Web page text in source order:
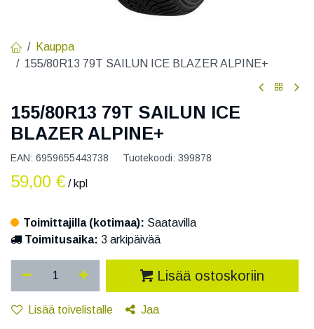
Kauppa
155/80R13 79T SAILUN ICE BLAZER ALPINE+
155/80R13 79T SAILUN ICE
BLAZER ALPINE+
EAN: 6959655443738 Tuotekoodi: 399878
59,00 € / kpl
Toimittajilla (kotimaa): Saatavilla
Toimitusaika: 3 arkipäivää
Lisää ostoskoriin
Lisää toivelistalle Jaa